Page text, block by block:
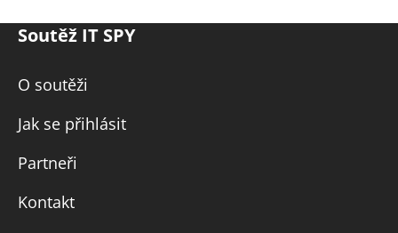
Soutěž IT SPY
O soutěži
Jak se přihlásit
Partneři
Kontakt